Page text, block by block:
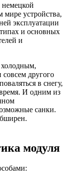
немецкой
мире устройства,
эксплуатации
и основных
и
холодным,
другого
в снегу,
время. И одним из
санки.
модуля